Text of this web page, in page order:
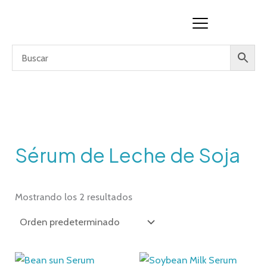
Sérum de Leche de Soja
Mostrando los 2 resultados